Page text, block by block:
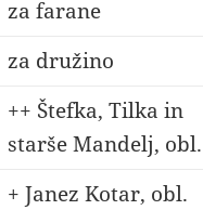
za farane
za družino
++ Štefka, Tilka in
starše Mandelj, obl.
+ Janez Kotar, obl.